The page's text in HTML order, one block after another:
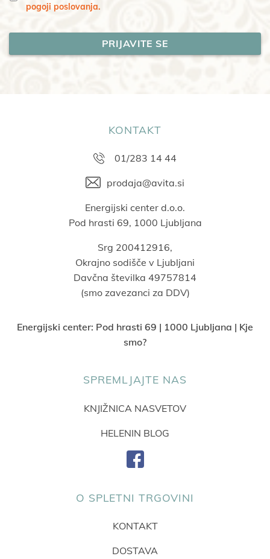
pogoji poslovanja.
KONTAKT
01/283 14 44
prodaja@avita.si
Energijski center d.o.o.
Pod hrasti 69, 1000 Ljubljana
Srg 200412916,
Okrajno sodišče v Ljubljani
Davčna številka 49757814
(smo zavezanci za DDV)
Energijski center: Pod hrasti 69 | 1000 Ljubljana | Kje
smo?
SPREMLJAJTE NAS
KNJIŽNICA NASVETOV
HELENIN BLOG
O SPLETNI TRGOVINI
KONTAKT
DOSTAVA